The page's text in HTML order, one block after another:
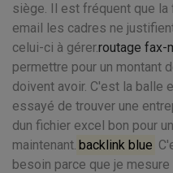
siège. Il est fréquent que
email les cadres ne
celui-ci à gérer.routage fax-
permettre pour un montant
doivent avoir. C'est la balle
essayé de trouver une
dun fichier excel bon pour
maintenant. backlink blue
besoin parce que je